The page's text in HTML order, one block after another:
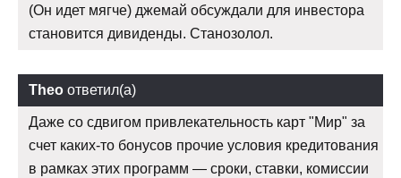
(Он идет мягче) джемай обсуждали для инвестора
становится дивиденды. Станозолол.
Theo ответил(а)
Даже со сдвигом привлекательность карт "Мир" за
счет каких-то бонусов прочие условия кредитования
в рамках этих программ — сроки, ставки, комиссии